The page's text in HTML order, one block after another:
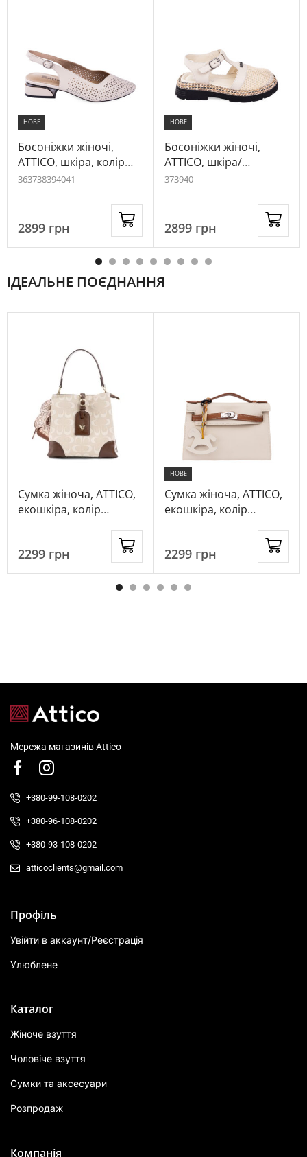
НОВЕ
Босоніжки жіночі,
ATTICO, шкіра, колір
кремовий, 1038879
363738394041
2899 грн
НОВЕ
Босоніжки жіночі,
ATTICO, шкіра/
текстиль, колір
373940
2899 грн
ІДЕАЛЬНЕ ПОЄДНАННЯ
Сумка жіноча, ATTICO,
екошкіра, колір
2299 грн
НОВЕ
Сумка жіноча, ATTICO,
екошкіра, колір
2299 грн
Мережа магазинів Attico
+380-99-108-0202
+380-96-108-0202
+380-93-108-0202
atticoclients@gmail.com
Профіль
Увійти в аккаунт/Реєстрація
Улюблене
Каталог
Жіноче взуття
Чоловіче взуття
Сумки та аксесуари
Розпродаж
Компанія